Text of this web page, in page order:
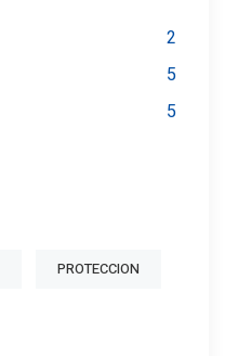
2
5
5
PROTECCION